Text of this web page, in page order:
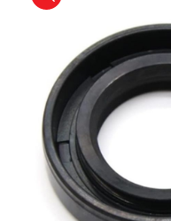
product view